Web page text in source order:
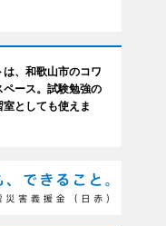
は、和歌山市のコワ
ペース。試験勉強の
としても使えま